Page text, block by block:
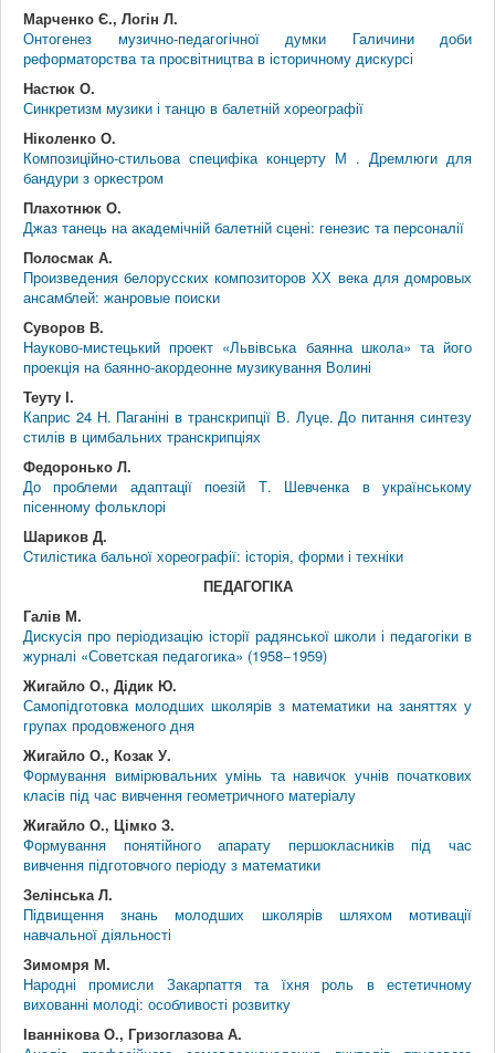
Марченко Є., Логін Л.
Онтогенез музично-педагогічної думки Галичини доби
реформаторства та просвітництва в історичному дискурсі
Настюк О.
Синкретизм музики і танцю в балетній хореографії
Ніколенко О.
Композиційно-стильова специфіка концерту М . Дремлюги для
бандури з оркестром
Плахотнюк О.
Джаз танець на академічній балетній сцені: генезис та персоналії
Полосмак А.
Произведения белорусских композиторов ХХ века для домровых
ансамблей: жанровые поиски
Суворов В.
Науково-мистецький проект «Львівська баянна школа» та його
проекція на баянно-акордеонне музикування Волині
Теуту І.
Каприс 24 Н. Паганіні в транскрипції В. Луце. До питання синтезу
стилів в цимбальних транскрипціях
Федоронько Л.
До проблеми адаптації поезій Т. Шевченка в українському
пісенному фольклорі
Шариков Д.
Cтилістика бальної хореографії: історія, форми і техніки
ПЕДАГОГІКА
Галів М.
Дискусія про періодизацію історії радянської школи і педагогіки в
журналі «Советская педагогика» (1958−1959)
Жигайло О., Дідик Ю.
Самопідготовка молодших школярів з математики на заняттях у
групах продовженого дня
Жигайло О., Козак У.
Формування вимірювальних умінь та навичок учнів початкових
класів під час вивчення геометричного матеріалу
Жигайло О., Цімко З.
Формування понятійного апарату першокласників під час
вивчення підготовчого періоду з математики
Зелінська Л.
Підвищення знань молодших школярів шляхом мотивації
навчальної діяльності
Зимомря М.
Народні промисли Закарпаття та їхня роль в естетичному
вихованні молоді: особливості розвитку
Іваннікова О., Гризоглазова А.